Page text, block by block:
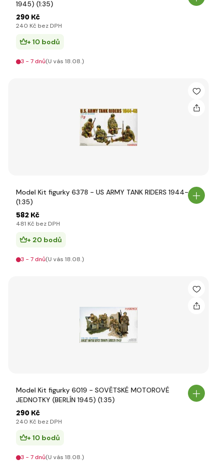
1945) (1:35)
290 Kč
240 Kč bez DPH
+ 10 bodů
3 - 7 dnů(U vás 18.08.)
Model Kit figurky 6378 - US ARMY TANK RIDERS 1944-45
(1:35)
582 Kč
481 Kč bez DPH
+ 20 bodů
3 - 7 dnů(U vás 18.08.)
Model Kit figurky 6019 - SOVĚTSKÉ MOTOROVÉ
JEDNOTKY (BERLÍN 1945) (1:35)
290 Kč
240 Kč bez DPH
+ 10 bodů
3 - 7 dnů(U vás 18.08.)